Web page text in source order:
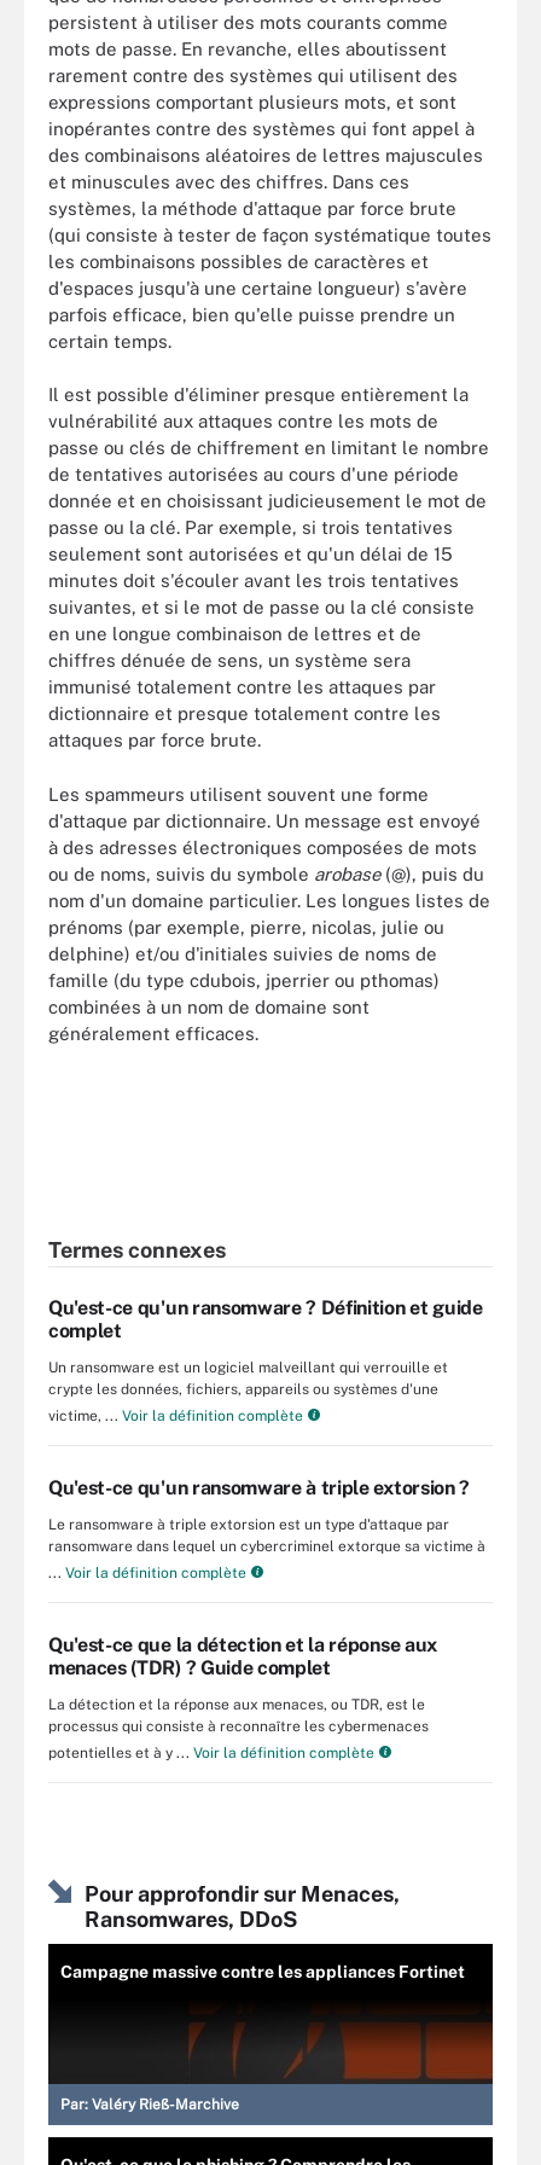
persistent à utiliser des mots courants comme
mots de passe. En revanche, elles aboutissent
rarement contre des systèmes qui utilisent des
expressions comportant plusieurs mots, et sont
inopérantes contre des systèmes qui font appel à
des combinaisons aléatoires de lettres majuscules
et minuscules avec des chiffres. Dans ces
systèmes, la méthode d'attaque par force brute
(qui consiste à tester de façon systématique toutes
les combinaisons possibles de caractères et
d'espaces jusqu'à une certaine longueur) s'avère
parfois efficace, bien qu'elle puisse prendre un
certain temps.
Il est possible d'éliminer presque entièrement la
vulnérabilité aux attaques contre les mots de
passe ou clés de chiffrement en limitant le nombre
de tentatives autorisées au cours d'une période
donnée et en choisissant judicieusement le mot de
passe ou la clé. Par exemple, si trois tentatives
seulement sont autorisées et qu'un délai de 15
minutes doit s'écouler avant les trois tentatives
suivantes, et si le mot de passe ou la clé consiste
en une longue combinaison de lettres et de
chiffres dénuée de sens, un système sera
immunisé totalement contre les attaques par
dictionnaire et presque totalement contre les
attaques par force brute.
Les spammeurs utilisent souvent une forme
d'attaque par dictionnaire. Un message est envoyé
à des adresses électroniques composées de mots
ou de noms, suivis du symbole arobase(@), puis du
nom d'un domaine particulier. Les longues listes de
prénoms (par exemple, pierre, nicolas, julie ou
delphine) et/ou d'initiales suivies de noms de
famille (du type cdubois, jperrier ou pthomas)
combinées à un nom de domaine sont
généralement efficaces.
Termes connexes
Qu'est-ce qu'un ransomware ? Définition et guide
complet
Un ransomware est un logiciel malveillant qui verrouille et
crypte les données, fichiers, appareils ou systèmes d'une
victime, ... Voir la définition complète
Qu'est-ce qu'un ransomware à triple extorsion ?
Le ransomware à triple extorsion est un type d'attaque par
ransomware dans lequel un cybercriminel extorque sa victime à
... Voir la définition complète
Qu'est-ce que la détection et la réponse aux
menaces (TDR) ? Guide complet
La détection et la réponse aux menaces, ou TDR, est le
processus qui consiste à reconnaître les cybermenaces
potentielles et à y ... Voir la définition complète
Pour approfondir sur Menaces,
Ransomwares, DDoS
Campagne massive contre les appliances Fortinet
Par: Valéry Rieß-Marchive